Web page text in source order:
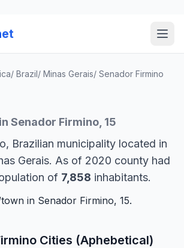
/ Brazil/ Minas Gerais/ Senador Firmino
in Senador Firmino, 15
Brazilian municipality located in
Gerais. As of 2020 county had
of 7,858 inhabitants.
in Senador Firmino, 15.
Cities (Aphebetical)